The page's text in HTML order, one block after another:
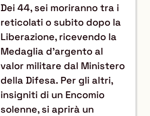
Dei 44, sei moriranno tra i
reticolati o subito dopo la
Liberazione, ricevendo la
Medaglia d’argento al
valor militare dal Ministero
della Difesa. Per gli altri,
insigniti di un Encomio
solenne, si aprirà un